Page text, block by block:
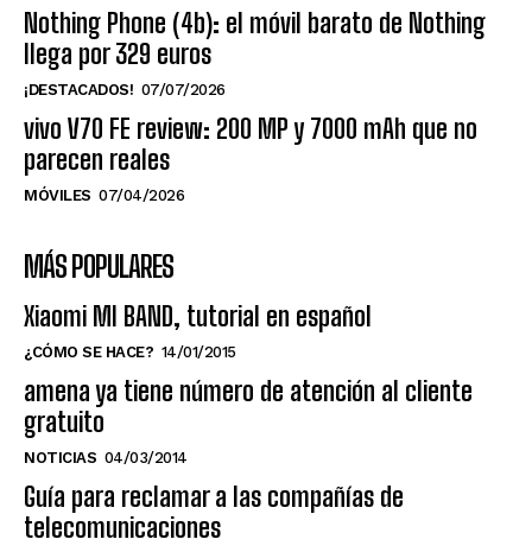
Nothing Phone (4b): el móvil barato de Nothing
llega por 329 euros
¡DESTACADOS! 07/07/2026
vivo V70 FE review: 200 MP y 7000 mAh que no
parecen reales
MÓVILES 07/04/2026
MÁS POPULARES
Xiaomi MI BAND, tutorial en español
¿CÓMO SE HACE? 14/01/2015
amena ya tiene número de atención al cliente
gratuito
NOTICIAS 04/03/2014
Guía para reclamar a las compañías de
telecomunicaciones